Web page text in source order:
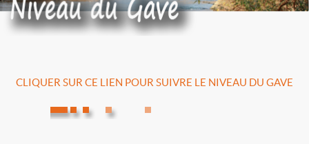
CLIQUER SUR CE LIEN POUR SUIVRE LE NIVEAU DU GAVE